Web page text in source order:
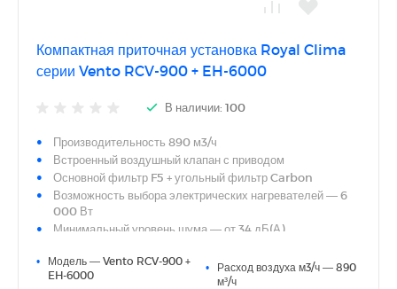
Компактная приточная установка Royal Clima
серии Vento RCV-900 + EH-6000
В наличии: 100
Производительность 890 м3/ч
Встроенный воздушный клапан с приводом
Основной фильтр F5 + угольный фильтр Carbon
Возможность выбора электрических нагревателей — 6
000 Вт
Минимальный уровень шума — от 34 дБ(А)
Интегрированная система автоматики с сенсорным
пультом управления в комплекте
•
Модель — Vento RCV-900 +
EH-6000
•
Расход воздуха м3/ч — 890
м³/ч